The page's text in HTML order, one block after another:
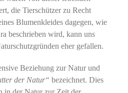
die Tierschützer zu Recht
Blumenkleides dagegen, wie
beschrieben wird, kann uns
eher gefallen.
Beziehung zur Natur und
der Natur“ bezeichnet. Dies